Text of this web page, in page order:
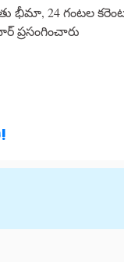
భీమా, 24 గంటల
ప్రసంగించారు